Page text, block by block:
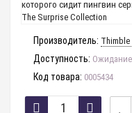
Производитель:
Доступность:
Код товара: 0005434